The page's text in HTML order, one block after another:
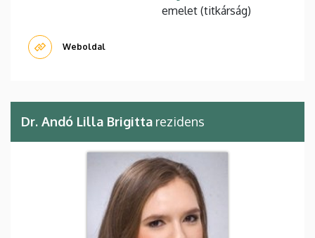
emelet (titkárság)
Weboldal
Dr. Andó Lilla Brigitta rezidens